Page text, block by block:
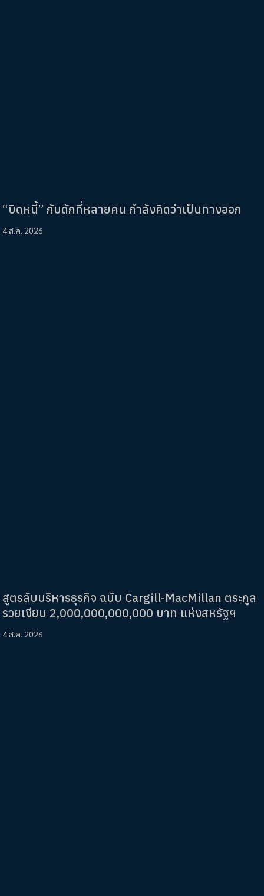
“บิดหนี้” กับดักที่หลายคน กำลังคิดว่าเป็นทางออก
4 ส.ค. 2026
สูตรลับบริหารธุรกิจ ฉบับ Cargill-MacMillan ตระกูล
รวยเงียบ 2,000,000,000,000 บาท แห่งสหรัฐฯ
4 ส.ค. 2026